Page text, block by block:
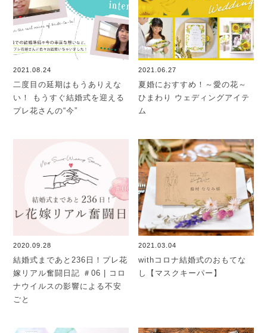
2021.08.24
二度目の延期はもうありえな
い！ もうすぐ結婚式を迎える
プレ花さんの“今”
2021.06.27
夏婚におすすめ！～愛の花～
ひまわり ウェディングアイテ
ム
2020.09.28
結婚式まであと236日！プレ花
嫁リアル奮闘日記 ＃06 | コロ
ナウイルスの影響による不安
ごと
2021.03.04
withコロナ結婚式のおもてな
し【マスクキーパー】